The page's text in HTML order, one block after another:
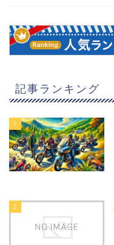
記事ランキング
1
2